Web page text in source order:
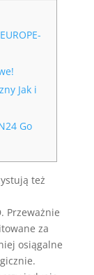
Jak i
Go
też
Przeważnie
za
osiągalne